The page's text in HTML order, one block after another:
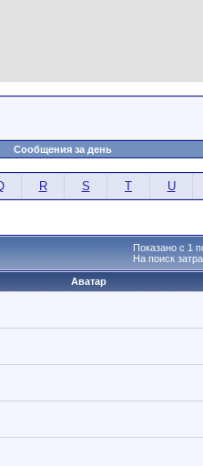
Сообщения за день
R S T U
Показано с 1
На поиск
Аватар